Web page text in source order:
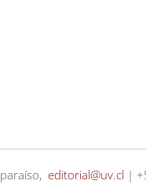
editorial@uv.cl |